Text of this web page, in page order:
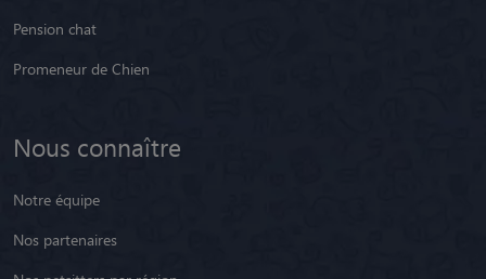
Pension chat
Promeneur de Chien
Nous connaître
Notre équipe
Nos partenaires